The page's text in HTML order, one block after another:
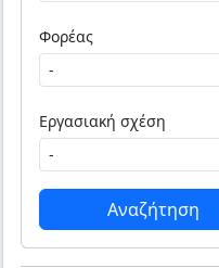
Φορέας
Εργασιακή σχέση
Αναζήτηση